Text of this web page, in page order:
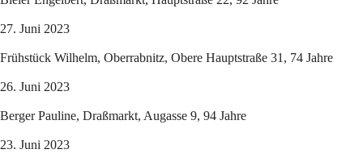
27. Juni 2023
Frühstück Wilhelm, Oberrabnitz, Obere Hauptstraße 31, 74 Jahre
26. Juni 2023
Berger Pauline, Draßmarkt, Augasse 9, 94 Jahre
23. Juni 2023